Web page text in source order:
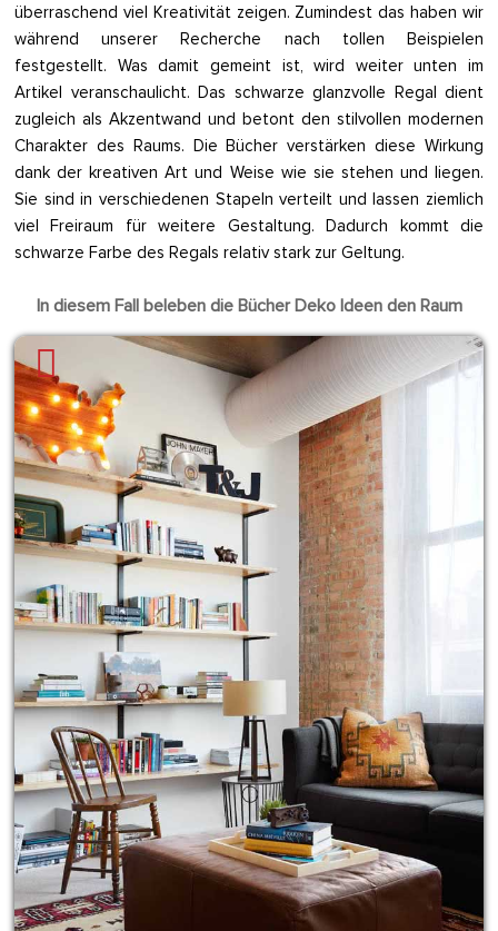
überraschend viel Kreativität zeigen. Zumindest das haben wir
während unserer Recherche nach tollen Beispielen
festgestellt. Was damit gemeint ist, wird weiter unten im
Artikel veranschaulicht. Das schwarze glanzvolle Regal dient
zugleich als Akzentwand und betont den stilvollen modernen
Charakter des Raums. Die Bücher verstärken diese Wirkung
dank der kreativen Art und Weise wie sie stehen und liegen.
Sie sind in verschiedenen Stapeln verteilt und lassen ziemlich
viel Freiraum für weitere Gestaltung. Dadurch kommt die
schwarze Farbe des Regals relativ stark zur Geltung.
In diesem Fall beleben die Bücher Deko Ideen den Raum